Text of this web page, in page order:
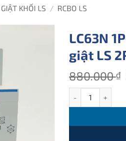
KHỐI LS / RCBO LS
LC63N
giật LS
880.000₫